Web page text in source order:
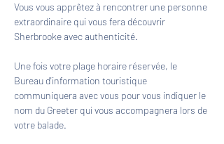
Vous vous apprêtez à rencontrer une personne
extraordinaire qui vous fera découvrir
Sherbrooke avec authenticité.
Une fois votre plage horaire réservée, le
Bureau d'information touristique
communiquera avec vous pour vous indiquer le
nom du Greeter qui vous accompagnera lors de
votre balade.